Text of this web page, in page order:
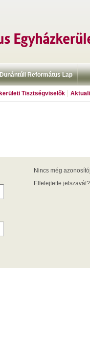
Dunántúli Református Lap
Tisztségviselők
Nincs még
Elfelejtette jelszavát?